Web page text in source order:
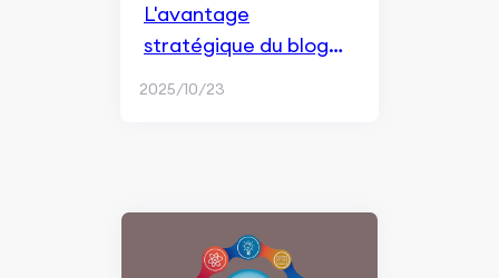
L'avantage
stratégique du blog
2025/10/23